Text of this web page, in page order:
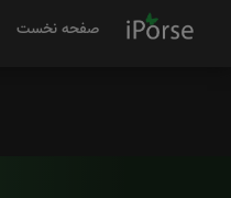
صفحه نخست